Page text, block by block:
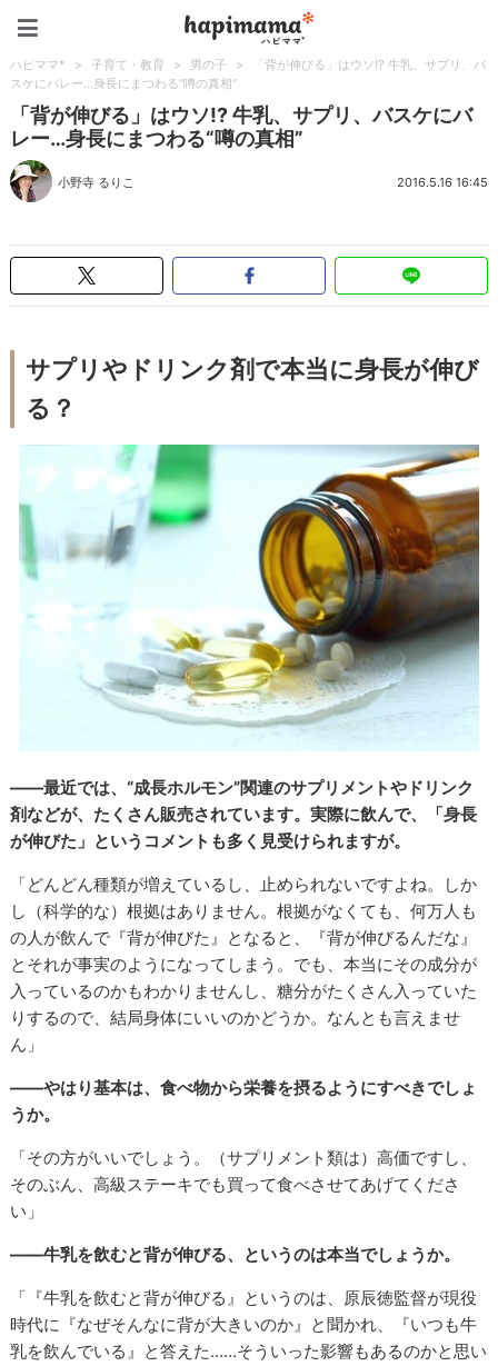
ハピママ* > 子育て・教育 > 男の子 >
「背が伸びる」はウソ!? 牛乳、サプリ、バ
スケにバレー…身長にまつわる“噂の真相”
「背が伸びる」はウソ!? 牛乳、サプリ、バスケにバ
レー…身長にまつわる“噂の真相”
小野寺 るりこ 2016.5.16 16:45
サプリやドリンク剤で本当に身長が伸び
る？
――最近では、“成長ホルモン”関連のサプリメントやドリンク
剤などが、たくさん販売されています。実際に飲んで、「身長
が伸びた」というコメントも多く見受けられますが。
「どんどん種類が増えているし、止められないですよね。しか
し（科学的な）根拠はありません。根拠がなくても、何万人も
の人が飲んで『背が伸びた』となると、『背が伸びるんだな』
とそれが事実のようになってしまう。でも、本当にその成分が
入っているのかもわかりませんし、糖分がたくさん入っていた
りするので、結局身体にいいのかどうか。なんとも言えませ
ん」
――やはり基本は、食べ物から栄養を摂るようにすべきでしょ
うか。
「その方がいいでしょう。（サプリメント類は）高価ですし、
そのぶん、高級ステーキでも買って食べさせてあげてくださ
い」
――牛乳を飲むと背が伸びる、というのは本当でしょうか。
「『牛乳を飲むと背が伸びる』というのは、原辰徳監督が現役
時代に『なぜそんなに背が大きいのか』と聞かれ、『いつも牛
乳を飲んでいる』と答えた……そういった影響もあるのかと思い